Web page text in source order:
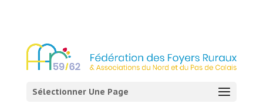
Sélectionner Une Page